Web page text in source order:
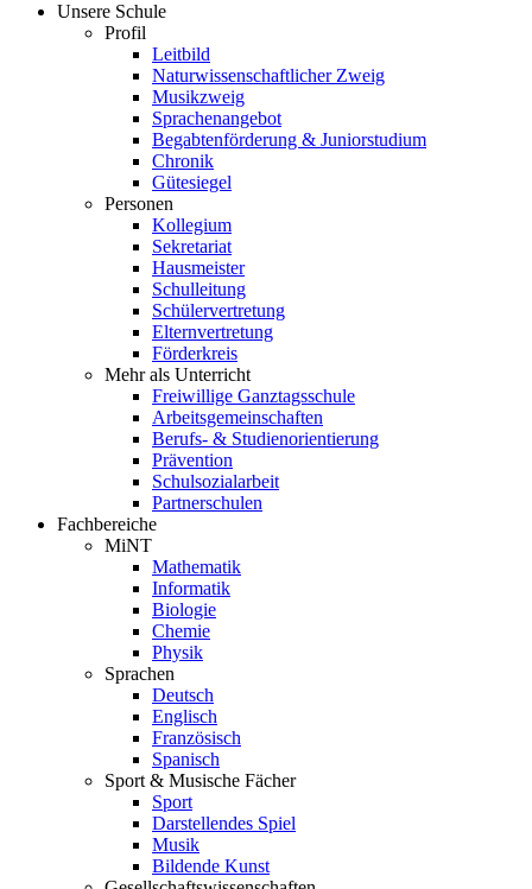
Unsere Schule
Profil
Leitbild
Naturwissenschaftlicher Zweig
Musikzweig
Sprachenangebot
Begabtenförderung & Juniorstudium
Chronik
Gütesiegel
Personen
Kollegium
Sekretariat
Hausmeister
Schulleitung
Schülervertretung
Elternvertretung
Förderkreis
Mehr als Unterricht
Freiwillige Ganztagsschule
Arbeitsgemeinschaften
Berufs- & Studienorientierung
Prävention
Schulsozialarbeit
Partnerschulen
Fachbereiche
MiNT
Mathematik
Informatik
Biologie
Chemie
Physik
Sprachen
Deutsch
Englisch
Französisch
Spanisch
Sport & Musische Fächer
Sport
Darstellendes Spiel
Musik
Bildende Kunst